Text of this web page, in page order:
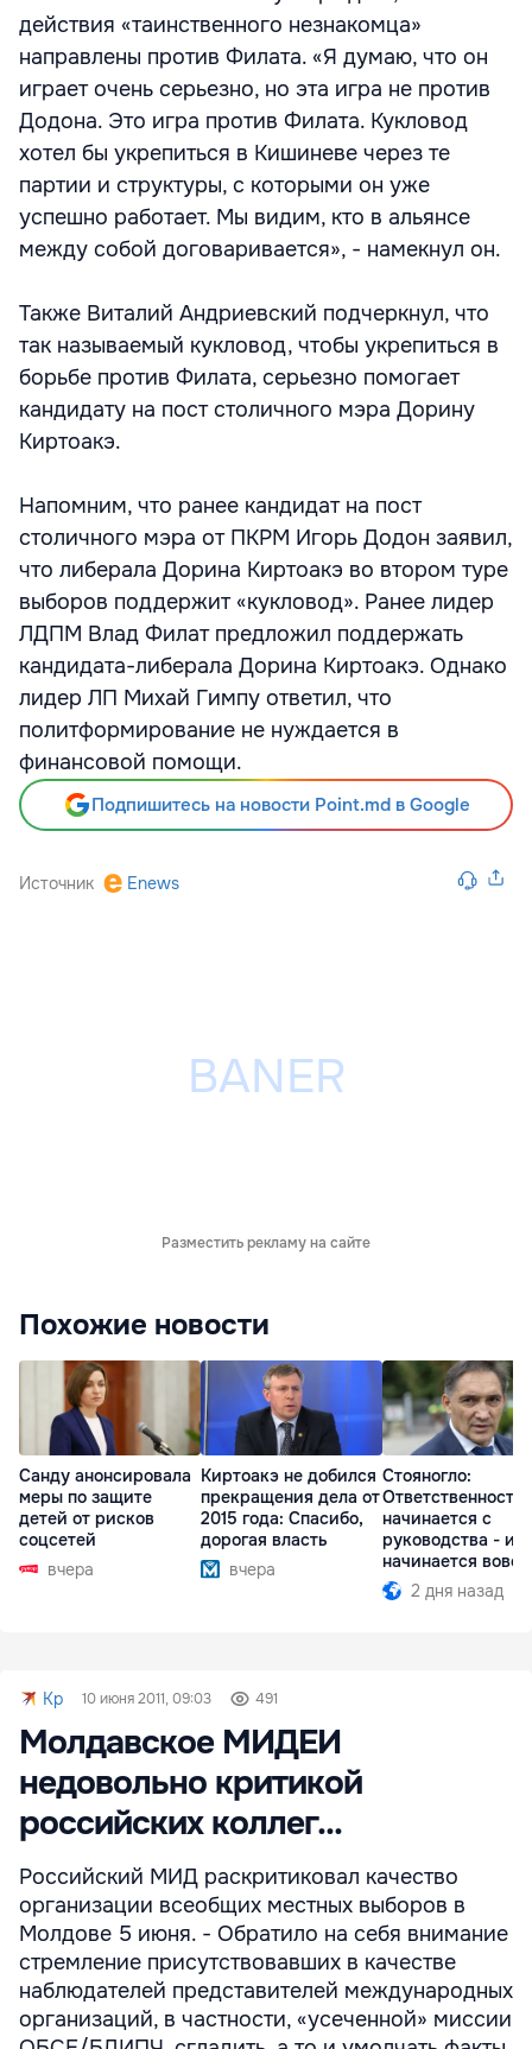
действия «таинственного незнакомца»
направлены против Филата. «Я думаю, что он
играет очень серьезно, но эта игра не против
Додона. Это игра против Филата. Кукловод
хотел бы укрепиться в Кишиневе через те
партии и структуры, с которыми он уже
успешно работает. Мы видим, кто в альянсе
между собой договаривается», - намекнул он.
Также Виталий Андриевский подчеркнул, что
так называемый кукловод, чтобы укрепиться в
борьбе против Филата, серьезно помогает
кандидату на пост столичного мэра Дорину
Киртоакэ.
Напомним, что ранее кандидат на пост
столичного мэра от ПКРМ Игорь Додон заявил,
что либерала Дорина Киртоакэ во втором туре
выборов поддержит «кукловод». Ранее лидер
ЛДПМ Влад Филат предложил поддержать
кандидата-либерала Дорина Киртоакэ. Однако
лидер ЛП Михай Гимпу ответил, что
политформирование не нуждается в
финансовой помощи.
Подпишитесь на новости Point.md в Google
Источник Enews
Разместить рекламу на сайте
Похожие новости
Санду анонсировала
меры по защите
детей от рисков
соцсетей
вчера
Киртоакэ не добился
прекращения дела от
2015 года: Спасибо,
дорогая власть
вчера
Стояногло:
Ответственность
начинается с
руководства -
начинается вовсе
2 дня назад
Kp 10 июня 2011, 09:03 491
Молдавское МИДЕИ
недовольно критикой
российских коллег...
Российский МИД раскритиковал качество
организации всеобщих местных выборов в
Молдове 5 июня. - Обратило на себя внимание
стремление присутствовавших в качестве
наблюдателей представителей международных
организаций, в частности, «усеченной» миссии